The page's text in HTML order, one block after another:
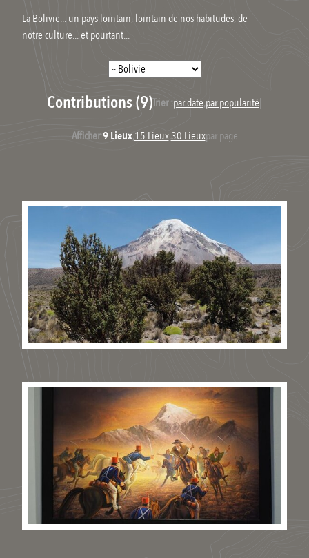
La Bolivie... un pays lointain, lointain de nos habitudes, de
notre culture... et pourtant...
Contributions (9)Trier :par date,par popularité|
Afficher:9 Lieux,15 Lieux,30 Lieuxpar page